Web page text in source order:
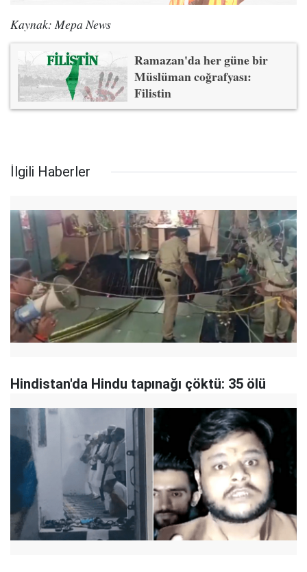
Kaynak: Mepa News
Ramazan'da her güne bir
Müslüman coğrafyası:
Filistin
İlgili Haberler
Hindistan'da Hindu tapınağı çöktü: 35 ölü